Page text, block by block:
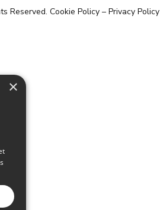
Reserved. Cookie Policy – Privacy Policy
×